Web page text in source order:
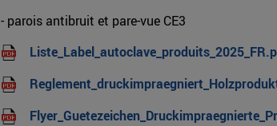
- parois antibruit et pare-vue CE3